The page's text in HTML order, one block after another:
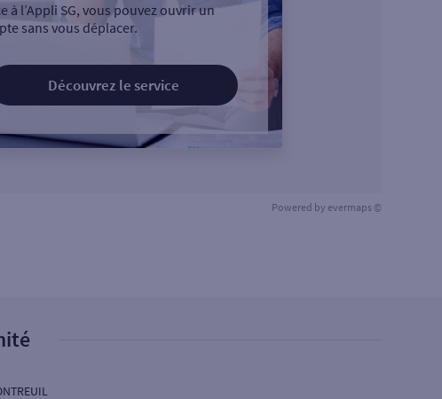
à l’Appli SG, vous pouvez ouvrir un
sans vous déplacer.
Découvrez le service
Powered by evermaps ©